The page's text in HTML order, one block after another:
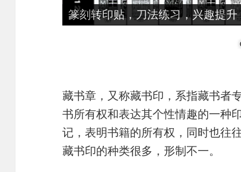
篆刻转印贴，刀法练习，兴趣提
藏书章，又称藏书印，系指藏书者
书所有权和表达其个性情趣的一种
记，表明书籍的所有权，同时也往
藏书印的种类很多，形制不一。